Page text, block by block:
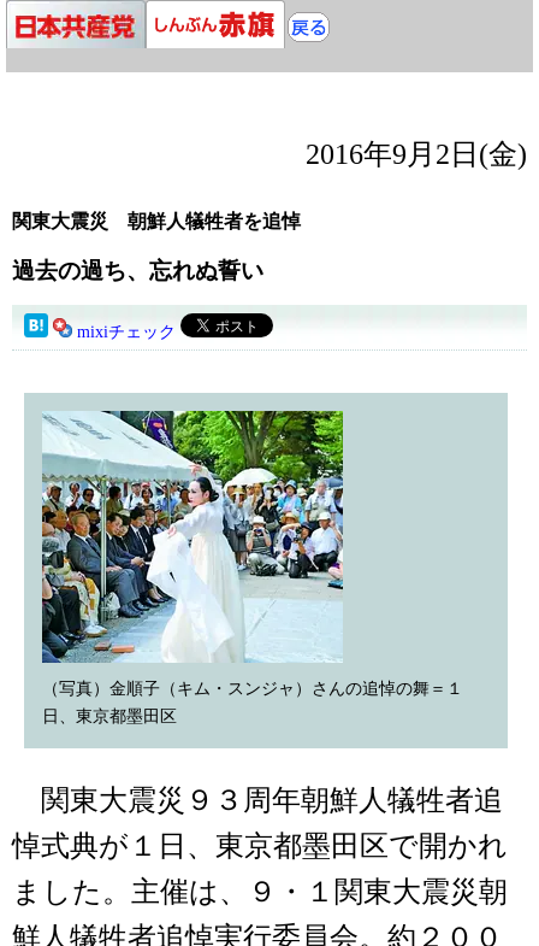
2016年9月2日(金)
関東大震災 朝鮮人犠牲者を追悼
過去の過ち、忘れぬ誓い
mixiチェック
（写真）金順子（キム・スンジャ）さんの追悼の舞＝１
日、東京都墨田区
関東大震災９３周年朝鮮人犠牲者追
悼式典が１日、東京都墨田区で開かれ
ました。主催は、９・１関東大震災朝
鮮人犠牲者追悼実行委員会。約２００